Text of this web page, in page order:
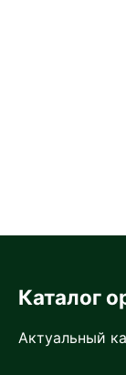
Каталог
Актуальный